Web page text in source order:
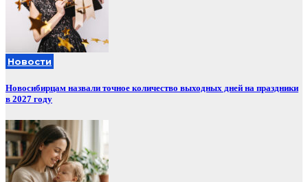
Новости
Новосибирцам назвали точное количество выходных дней на праздники
в 2027 году